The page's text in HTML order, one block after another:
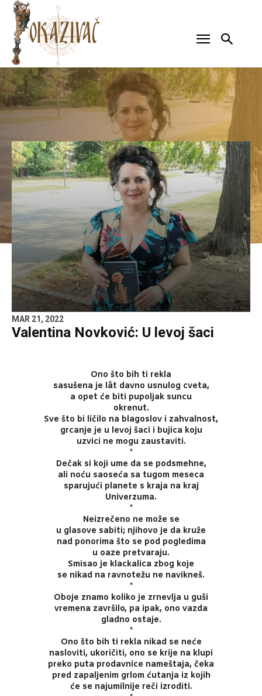
MAR 21, 2022
Valentina Novković: U levoj šaci
Ono što bih ti rekla
sasušena je lât davno usnulog cveta,
a opet će biti pupoljak suncu
okrenut.
Sve što bi ličilo na blagoslov i zahvalnost,
grcanje je u levoj šaci i bujica koju
uzvici ne mogu zaustaviti.
*
Dečak si koji ume da se podsmehne,
ali noću saoseća sa tugom meseca
sparujući planete s kraja na kraj
Univerzuma.
*
Neizrečeno ne može se
u glasove sabiti; njihovo je da kruže
nad ponorima što se pod pogledima
u oaze pretvaraju.
Smisao je klackalica zbog koje
se nikad na ravnotežu ne navikneš.
*
Oboje znamo koliko je zrnevlja u guši
vremena završilo, pa ipak, ono vazda
gladno ostaje.
*
Ono što bih ti rekla nikad se neće
nasloviti, ukoričiti, ono se krije na klupi
preko puta prodavnice nameštaja, čeka
pred zapaljenim grlom ćutanja iz kojih
će se najumilnije reči izroditi.